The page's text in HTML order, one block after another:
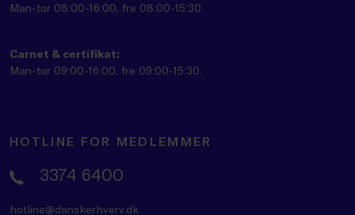
Man-tor 08:00-16:00, fre 08:00-15:30.
Carnet & certifikat:
Man-tor 09:00-16:00, fre 09:00-15:30.
HOTLINE FOR MEDLEMMER
3374 6400
hotline@danskerhverv.dk